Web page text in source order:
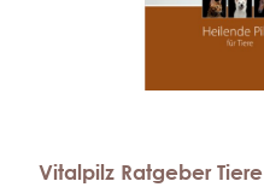
Vitalpilz Ratgeber Tiere